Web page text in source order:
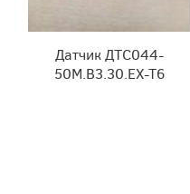
Датчик ДТС044-
50М.В3.30.ЕХ-Т6